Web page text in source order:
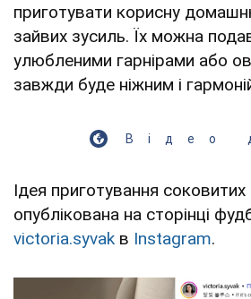
приготувати корисну
зайвих зусиль. Їх можна
улюбленими гарнірами або
завжди буде ніжним і
Відео
Ідея приготування
опублікована на сторінці
victoria.syvak в Instagram.